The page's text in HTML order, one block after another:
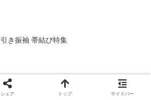
引き振袖 帯結び特集
白無垢スタイル
シェア トップ サイドバー